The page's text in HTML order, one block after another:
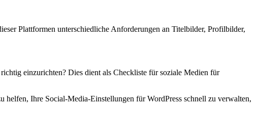
Plattformen unterschiedliche Anforderungen an Titelbilder, Profilbilder,
einzurichten? Dies dient als Checkliste für soziale Medien für
Ihre Social-Media-Einstellungen für WordPress schnell zu verwalten,